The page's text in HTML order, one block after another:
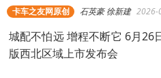
卡车之友网原创 石英豪 徐新建 2026-
城配不怕远 增程不断它 6月26
版西北区域上市发布会